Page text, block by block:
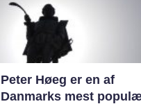
Peter Høeg er en af
Danmarks mest